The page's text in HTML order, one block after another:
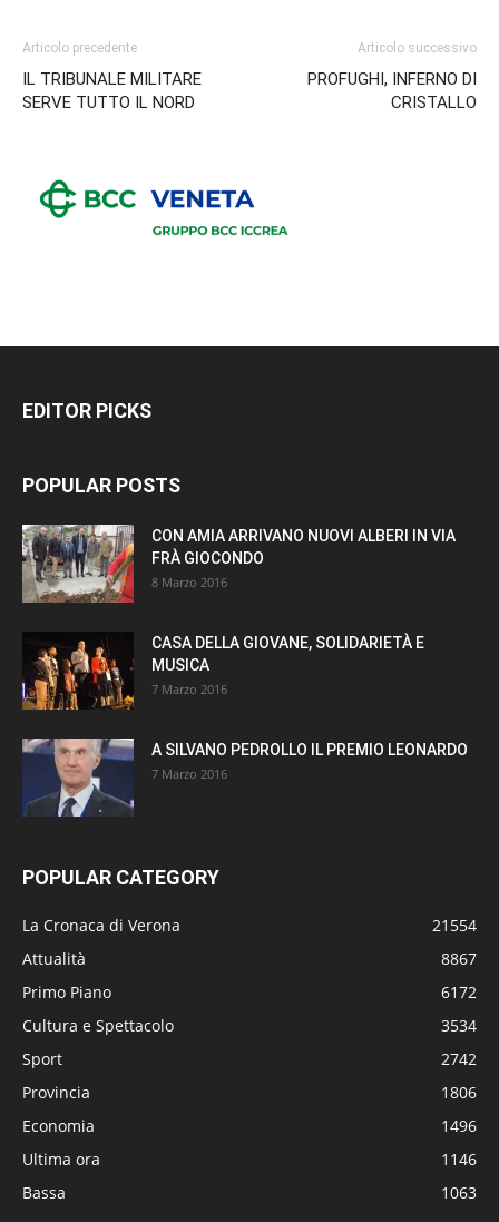
Articolo precedente
IL TRIBUNALE MILITARE
SERVE TUTTO IL NORD
Articolo successivo
PROFUGHI, INFERNO DI
CRISTALLO
EDITOR PICKS
POPULAR POSTS
CON AMIA ARRIVANO NUOVI ALBERI IN VIA
FRÀ GIOCONDO
8 Marzo 2016
CASA DELLA GIOVANE, SOLIDARIETÀ E
MUSICA
7 Marzo 2016
A SILVANO PEDROLLO IL PREMIO LEONARDO
7 Marzo 2016
POPULAR CATEGORY
La Cronaca di Verona
21554
Attualità
8867
Primo Piano
6172
Cultura e Spettacolo
3534
Sport
2742
Provincia
1806
Economia
1496
Ultima ora
1146
Bassa
1063